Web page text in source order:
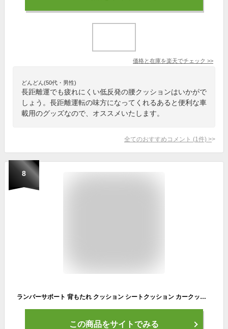
価格と在庫を楽天でチェック >>
どんどん(50代・男性)
長距離運でも疲れにくい低反発の腰クッションはいかがで
しょう。長距離運転の味方になってくれるあると便利な車
載用のグッズなので、オススメいたします。
全てのおすすめコメント (1 件) >
8
ランバーサポート 背もたれ クッション シートクッション カークッション 腰クッション 椅子用クッション デスクワーク オフィス 車用 低反発 背当て 運転 猫背 背中用 姿勢矯正 疲れない 健康 長時間 腰痛対策 外カバー洗える aaa
この商品をサイトでみる